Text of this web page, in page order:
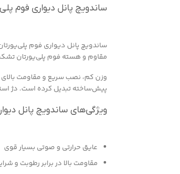
ساندویچ پانل دیواری فوم
ساندویچ پانل دیواری فوم
مقاوم و هسته فوم پلی‌یورتان
وزن کم، نصب سریع و مقاومت بالای
پیش‌ساخته تبدیل کرده است. دژ
ویژگی‌های ساندویچ پانل
عایق حرارتی و صوتی بسیار قوی
مقاومت بالا در برابر رطوبت و